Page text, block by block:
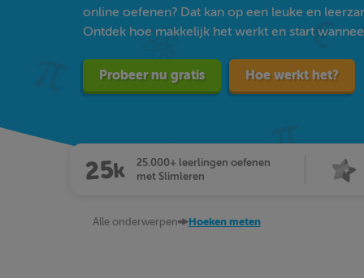
online oefenen? Dat kan op een leuke en
Ontdek hoe makkelijk het werkt en start
Probeer nu gratis Hoe werkt het?
25.000+ leerlingen oefenen
met Slimleren
Alle onderwerpen Hoeken meten